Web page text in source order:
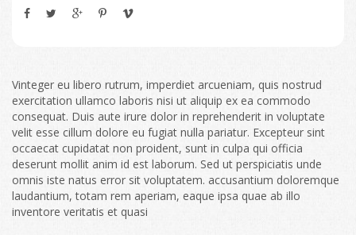
Vinteger eu libero rutrum, imperdiet arcueniam, quis nostrud
exercitation ullamco laboris nisi ut aliquip ex ea commodo
consequat. Duis aute irure dolor in reprehenderit in voluptate
velit esse cillum dolore eu fugiat nulla pariatur. Excepteur sint
occaecat cupidatat non proident, sunt in culpa qui officia
deserunt mollit anim id est laborum. Sed ut perspiciatis unde
omnis iste natus error sit voluptatem. accusantium doloremque
laudantium, totam rem aperiam, eaque ipsa quae ab illo
inventore veritatis et quasi